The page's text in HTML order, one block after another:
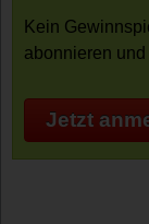
Kein
abonnieren
Jetzt